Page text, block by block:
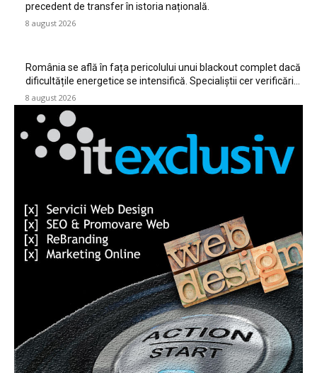
precedent de transfer în istoria națională.
8 august 2026
România se află în fața pericolului unui blackout complet dacă
dificultățile energetice se intensifică. Specialiștii cer verificări…
8 august 2026